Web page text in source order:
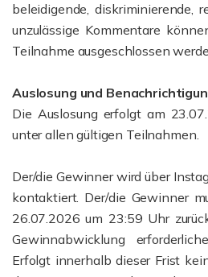
beleidigende, diskriminierende,
unzulässige Kommentare
Teilnahme ausgeschlossen
Auslosung und
Die Auslosung erfolgt am
unter allen gültigen Teilnahmen.
Der/die Gewinner wird über
kontaktiert. Der/die Gewinner
26.07.2026 um 23:59 Uhr
Gewinnabwicklung
Erfolgt innerhalb dieser Frist